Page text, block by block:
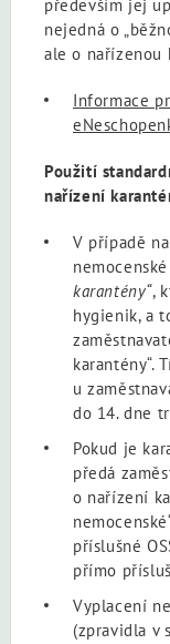
především jej
nejedná o
ale o nařízenou
Informace
Použití
nařízení
V případě
karantény“,
hygienik, a
karantény“.
u
do 14. dne
Pokud je
předá
o nařízení
příslušné
přímo
Vyplacení
(zpravidla v